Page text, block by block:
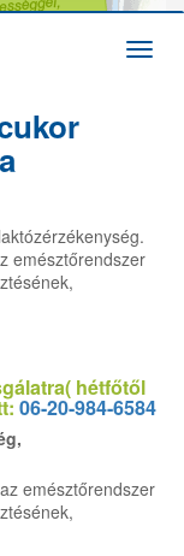
emésztőrendszer
hétfőtől
06-20-984-6584
emésztőrendszer